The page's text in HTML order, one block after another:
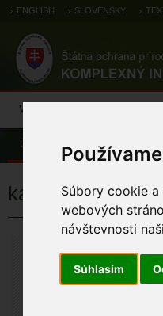
Súbory cookie
webových
návštevnosti
Súhlasím
ENGLISH SLOVENSKY
Výsledky monitoringu
Úvod Pozorovania a
kačica divá